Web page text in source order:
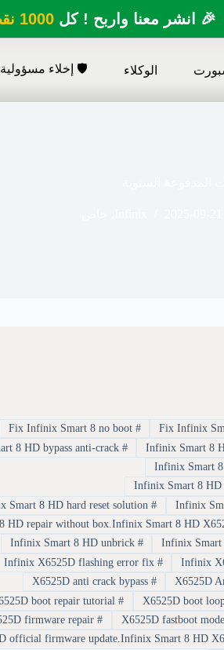
🎉 انشر معنا واربح ! كل1000 نقطة
الوكلاء 🛡️ إخلاء مسؤولية
#
Fix Infinix Smart 8 no boot
#
Infinix Smart 8 HD bypass anti-crack
#
Infinix Smart 8 HD hard reset solution
#
Infinix Smart 8 HD unbrick
#
Infinix X6525D flashing error fix
#
X6525D anti crack bypass
#
#
X6525D firmware repair